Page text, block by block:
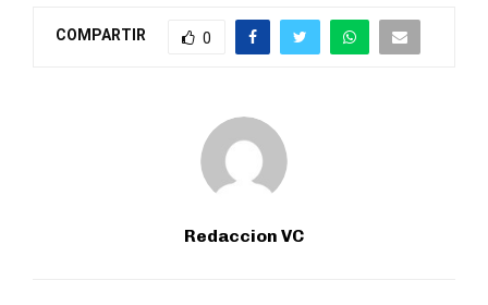
COMPARTIR 0
Redaccion VC